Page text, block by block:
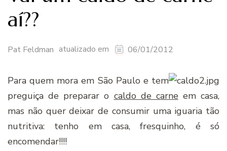
aí­??
Pat Feldman atualizado em 06/01/2012
Para quem mora em São Paulo e tem
preguiça de preparar o caldo de carneem casa,
mas não quer deixar de consumir uma iguaria tão
nutritiva: tenho em casa, fresquinho, é só
encomendar!!!!